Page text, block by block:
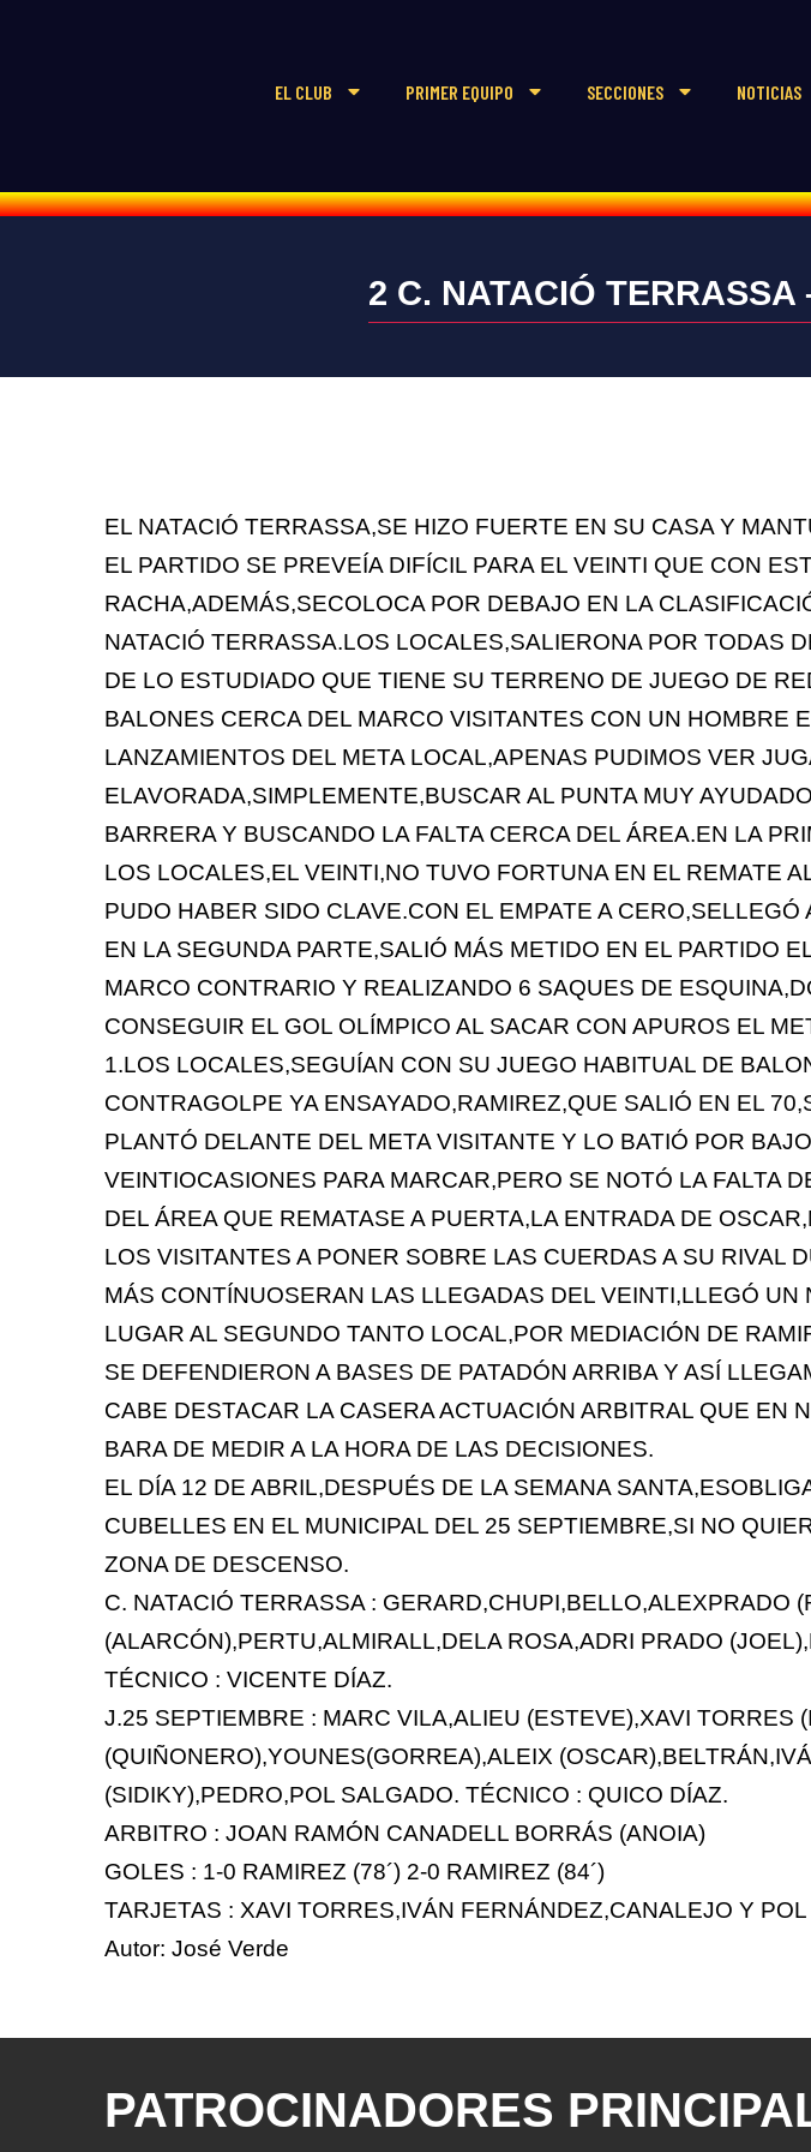
EL CLUB PRIMER EQUIPO SECCIONES NOTICIAS
2 C. NATACIÓ TERRASSA
EL NATACIÓ TERRASSA,SE HIZO FUERTE EN SU CASA Y
EL PARTIDO SE PREVEÍA DIFÍCIL PARA EL VEINTI QUE CON
RACHA,ADEMÁS,SECOLOCA POR DEBAJO EN LA
NATACIÓ TERRASSA.LOS LOCALES,SALIERONA POR TODAS
DE LO ESTUDIADO QUE TIENE SU TERRENO DE JUEGO DE
BALONES CERCA DEL MARCO VISITANTES CON UN HOMBRE
LANZAMIENTOS DEL META LOCAL,APENAS PUDIMOS VER
ELAVORADA,SIMPLEMENTE,BUSCAR AL PUNTA MUY
BARRERA Y BUSCANDO LA FALTA CERCA DEL ÁREA.EN LA
LOS LOCALES,EL VEINTI,NO TUVO FORTUNA EN EL REMATE
PUDO HABER SIDO CLAVE.CON EL EMPATE A CERO,SELLEGÓ
EN LA SEGUNDA PARTE,SALIÓ MÁS METIDO EN EL PARTIDO
MARCO CONTRARIO Y REALIZANDO 6 SAQUES DE
CONSEGUIR EL GOL OLÍMPICO AL SACAR CON APUROS EL
1.LOS LOCALES,SEGUÍAN CON SU JUEGO HABITUAL DE
CONTRAGOLPE YA ENSAYADO,RAMIREZ,QUE SALIÓ EN EL
PLANTÓ DELANTE DEL META VISITANTE Y LO BATIÓ POR
VEINTIOCASIONES PARA MARCAR,PERO SE NOTÓ LA FALTA
DEL ÁREA QUE REMATASE A PUERTA,LA ENTRADA DE
LOS VISITANTES A PONER SOBRE LAS CUERDAS A SU RIVAL
MÁS CONTÍNUOSERAN LAS LLEGADAS DEL VEINTI,LLEGÓ UN
LUGAR AL SEGUNDO TANTO LOCAL,POR MEDIACIÓN DE
SE DEFENDIERON A BASES DE PATADÓN ARRIBA Y ASÍ
CABE DESTACAR LA CASERA ACTUACIÓN ARBITRAL QUE EN
BARA DE MEDIR A LA HORA DE LAS DECISIONES.
EL DÍA 12 DE ABRIL,DESPUÉS DE LA SEMANA
CUBELLES EN EL MUNICIPAL DEL 25 SEPTIEMBRE,SI NO
ZONA DE DESCENSO.
C. NATACIÓ TERRASSA : GERARD,CHUPI,BELLO,ALEXPRADO
(ALARCÓN),PERTU,ALMIRALL,DELA ROSA,ADRI PRADO
TÉCNICO : VICENTE DÍAZ.
J.25 SEPTIEMBRE : MARC VILA,ALIEU (ESTEVE),XAVI TORRES
(QUIÑONERO),YOUNES(GORREA),ALEIX
(SIDIKY),PEDRO,POL SALGADO. TÉCNICO : QUICO DÍAZ.
ARBITRO : JOAN RAMÓN CANADELL BORRÁS (ANOIA)
GOLES : 1-0 RAMIREZ (78´) 2-0 RAMIREZ (84´)
TARJETAS : XAVI TORRES,IVÁN FERNÁNDEZ,CANALEJO Y
Autor: José Verde
PATROCINADORES